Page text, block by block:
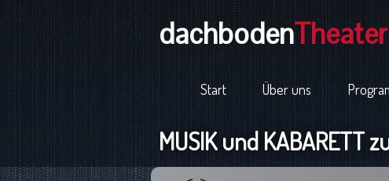
dachbodenTheater
Start Über uns
MUSIK und KABARETT